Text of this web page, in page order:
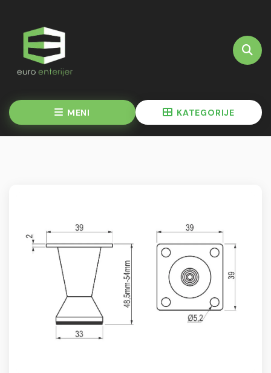
MENI KATEGORIJE